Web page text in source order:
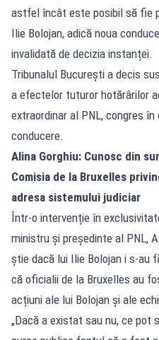
astfel încât este posibil să fie
Ilie Bolojan, adică noua
invalidată de decizia instanței.
Tribunalul București a decis
a efectelor tuturor hotărârilor
extraordinar al PNL, congres
conducere.
Alina Gorghiu: Cunosc din
Comisia de la Bruxelles
adresa sistemului judiciar
Într-o intervenție în
ministru și președinte al PNL,
știe dacă lui Ilie Bolojan i s-au
că oficialii de la Bruxelles au
acțiuni ale lui Bolojan și ale
„Dacă a existat sau nu, ce pot